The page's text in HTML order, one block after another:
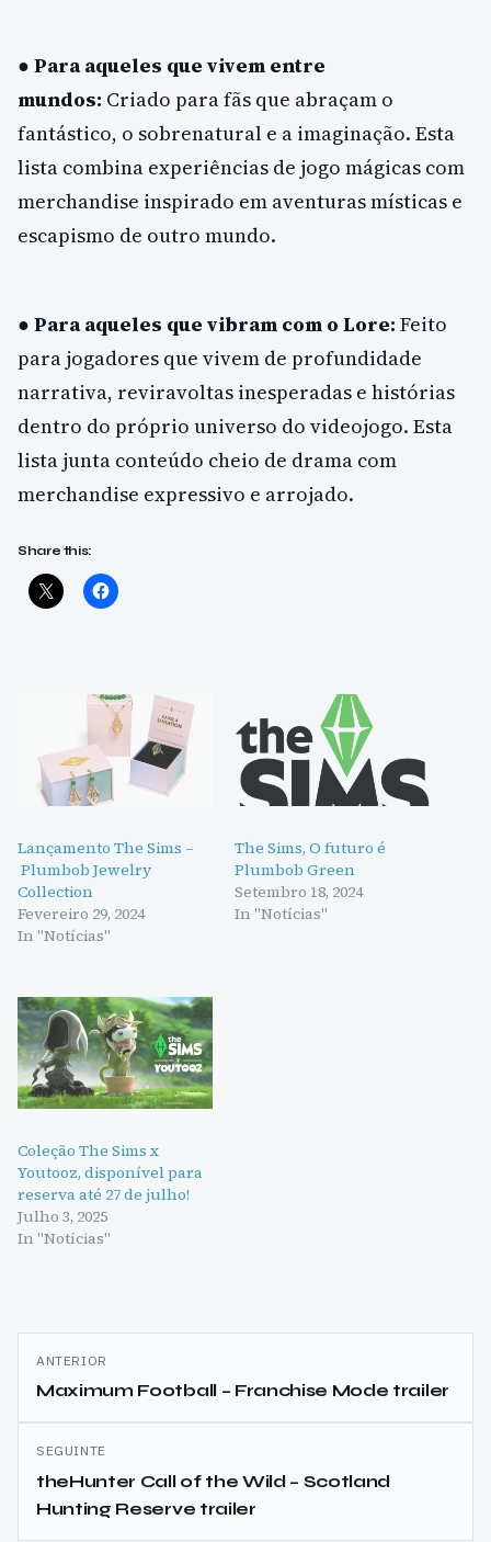
● Para aqueles que vivem entre
mundos: Criado para fãs que abraçam o
fantástico, o sobrenatural e a imaginação. Esta
lista combina experiências de jogo mágicas com
merchandise inspirado em aventuras místicas e
escapismo de outro mundo.
● Para aqueles que vibram com o Lore: Feito
para jogadores que vivem de profundidade
narrativa, reviravoltas inesperadas e histórias
dentro do próprio universo do videojogo. Esta
lista junta conteúdo cheio de drama com
merchandise expressivo e arrojado.
Share this:
Lançamento The Sims –
Plumbob Jewelry
Collection
Fevereiro 29, 2024
In "Notícias"
The Sims, O futuro é
Plumbob Green
Setembro 18, 2024
In "Notícias"
Coleção The Sims x
Youtooz, disponível para
reserva até 27 de julho!
Julho 3, 2025
In "Notícias"
Navegação
de
artigos
ANTERIOR
Maximum Football – Franchise Mode trailer
SEGUINTE
theHunter Call of the Wild – Scotland
Hunting Reserve trailer